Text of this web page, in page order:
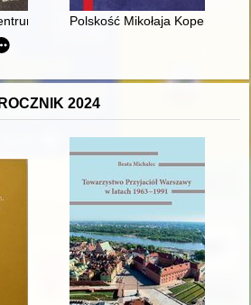
poligonu drawskiego od
Polskość Mikołaja Kopernika z
ROCZNIK 2024